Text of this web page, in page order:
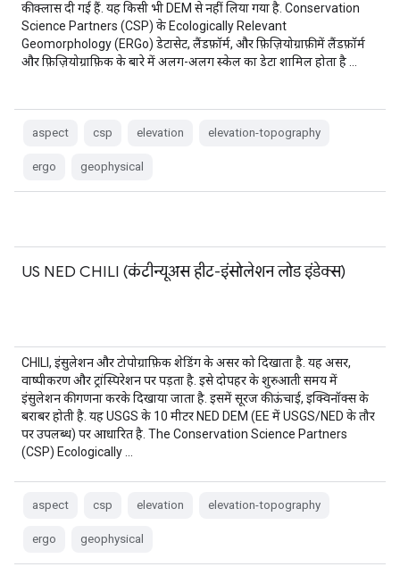
की क्लास दी गई हैं. यह किसी भी DEM से नहीं लिया गया है. Conservation
Science Partners (CSP) के Ecologically Relevant
Geomorphology (ERGo) डेटासेट, लैंडफ़ॉर्म, और फ़िज़ियोग्राफ़ी में लैंडफ़ॉर्म
और फ़िज़ियोग्राफ़िक के बारे में अलग-अलग स्केल का डेटा शामिल होता है …
aspect csp elevation elevation-topography
ergo geophysical
US NED CHILI (कंटीन्यूअस हीट-इंसोलेशन लोड इंडेक्स)
CHILI, इंसुलेशन और टोपोग्राफ़िक शेडिंग के असर को दिखाता है. यह असर,
वाष्पीकरण और ट्रांस्पिरेशन पर पड़ता है. इसे दोपहर के शुरुआती समय में
इंसुलेशन की गणना करके दिखाया जाता है. इसमें सूरज की ऊंचाई, इक्विनॉक्स के
बराबर होती है. यह USGS के 10 मीटर NED DEM (EE में USGS/NED के तौर
पर उपलब्ध) पर आधारित है. The Conservation Science Partners
(CSP) Ecologically …
aspect csp elevation elevation-topography
ergo geophysical